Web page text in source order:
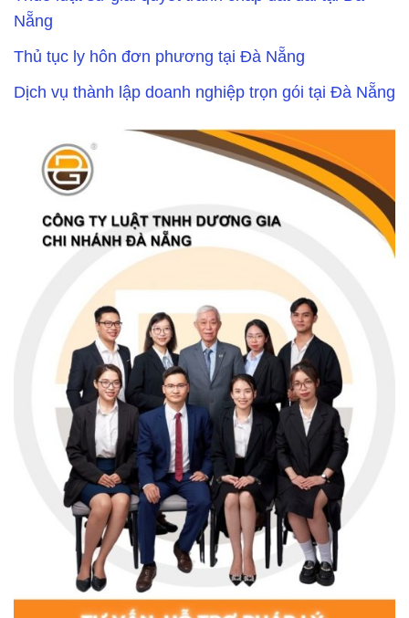
Nẵng
Thủ tục ly hôn đơn phương tại Đà Nẵng
Dịch vụ thành lập doanh nghiệp trọn gói tại Đà Nẵng